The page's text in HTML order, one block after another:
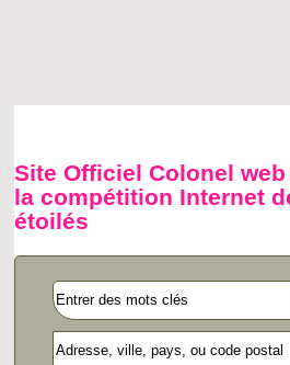
Site Officiel Colonel
la compétition Internet
étoilés